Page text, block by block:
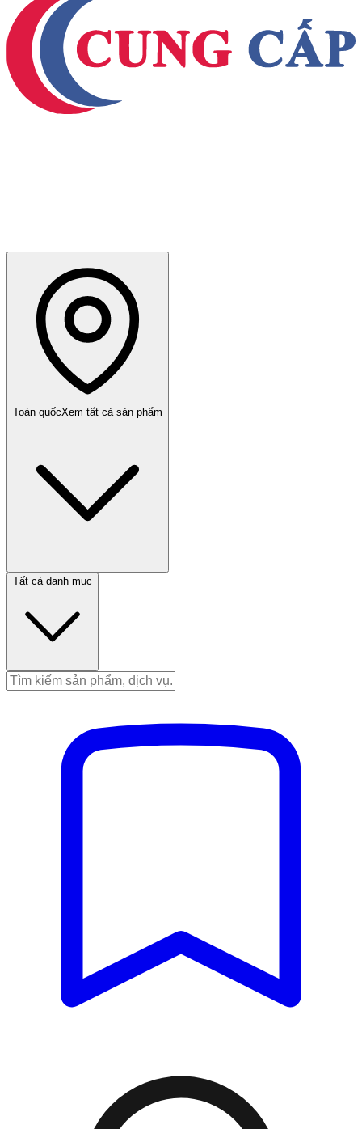
Toàn quốcXem tất cả sản phẩm
Tất cả danh mục